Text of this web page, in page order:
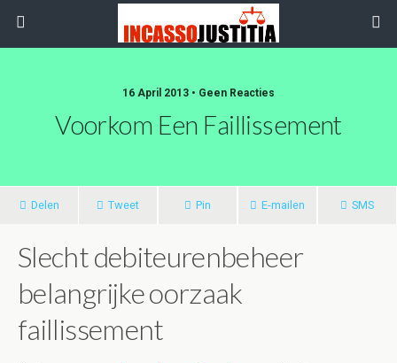
16 April 2013 • Geen Reacties
Voorkom Een Faillissement
Delen Tweet Pin E-mailen SMS
Slecht debiteurenbeheer
belangrijke oorzaak
faillissement